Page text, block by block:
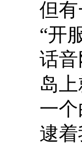
但
“开
话
岛
一
逮